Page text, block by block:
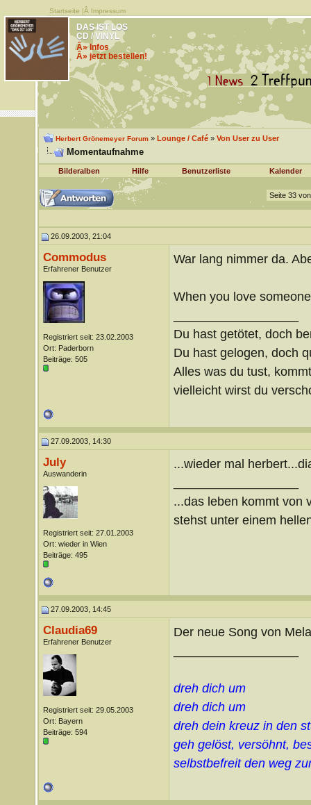
Startseite |Â Impressum
DAS IST LOS
CD / VINYL
Â» Infos
Â» jetzt bestellen!
Herbert Grönemeyer Forum» Lounge / Café» Von User zu User
Momentaufnahme
Bilderalben Hilfe Benutzerliste Kalender
Seite 33
26.09.2003, 21:04
Commodus
Erfahrener Benutzer
Registriert seit: 23.02.2003
Ort: Paderborn
Beiträge: 505
War lang nimmer da.
When you love
Du hast getötet, doch
Du hast gelogen, doch
Alles was du tust,
vielleicht wirst du
27.09.2003, 14:30
July
Auswanderin
Registriert seit: 27.01.2003
Ort: wieder in Wien
Beiträge: 495
...wieder mal
...das leben kommt von
stehst unter einem
27.09.2003, 14:45
Claudia69
Erfahrener Benutzer
Registriert seit: 29.05.2003
Ort: Bayern
Beiträge: 594
Der neue Song von
dreh dich um
dreh dich um
dreh dein kreuz in den
geh gelöst, versöhnt,
selbstbefreit den weg